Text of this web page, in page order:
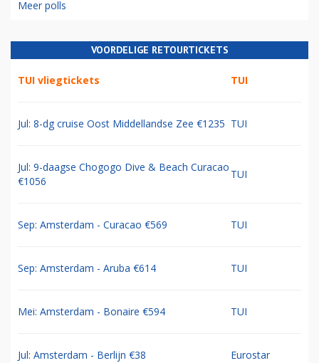
Meer polls
VOORDELIGE RETOURTICKETS
TUI vliegtickets TUI
Jul: 8-dg cruise Oost Middellandse Zee €1235 TUI
Jul: 9-daagse Chogogo Dive & Beach Curacao
€1056
TUI
Sep: Amsterdam - Curacao €569 TUI
Sep: Amsterdam - Aruba €614 TUI
Mei: Amsterdam - Bonaire €594 TUI
Jul: Amsterdam - Berlijn €38 Eurostar